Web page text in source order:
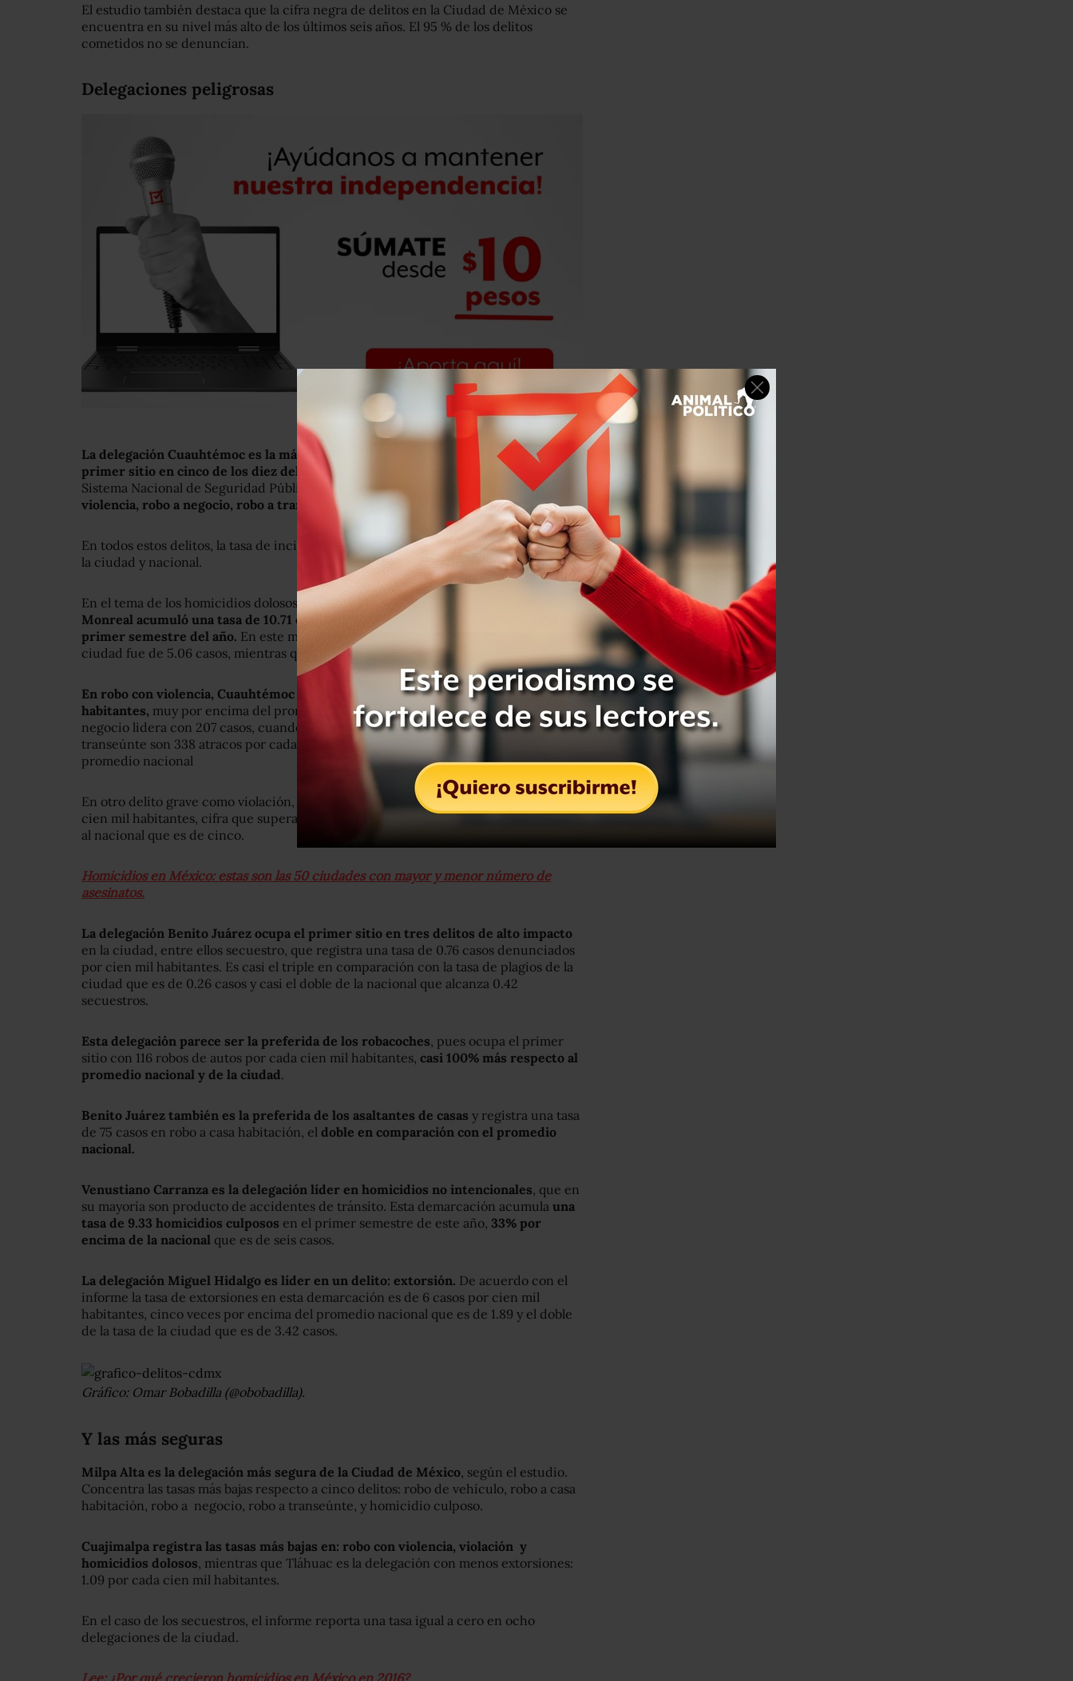
El estudio también destaca que la cifra negra de delitos en la Ciudad de México se
encuentra en su nivel más alto de los últimos seis años. El 95 % de los delitos
cometidos no se denuncian.
Delegaciones peligrosas
La delegación Cuauhtémoc es la más peligrosa de la ciudad en 2016 , puesocupa el
primer sitio en cinco de los diez delitosque reporta el Secretariado Ejecutivo del
Sistema Nacional de Seguridad Pública (SESNSP):homicidios dolosos, robo con
violencia, robo a negocio, robo a transeúnte y violación.
En todos estos delitos, la tasa de incidencia es aún más elevada que el promedio de
la ciudad y nacional.
En el tema de los homicidios dolosos, la demarcación que gobierna Ricardo
Monreal acumuló una tasa de 10.71 crímenes por cada cien mil habitantes en el
primer semestre del año. En este mismo periodo la tasa de homicidios en toda la
ciudad fue de 5.06 casos, mientras que la nacional fue de 7.7 casos
En robo con violencia, Cuauhtémoc registra casi 262 robos por cien mil
habitantes, muy por encima del promedio nacional que es de 75 casos; el robo a
negocio lidera con 207 casos, cuando el promedio en el país es de 26. En robo a
transeúnte son 338 atracos por cada cien mil habitantes, trece veces más que el
promedio nacional
En otro delito grave como violación, Cuauhtémoc tiene una tasa de 6.2 casos por
cien mil habitantes, cifra que supera al promedio de la ciudad, que son 3.09 casos y
al nacional que es de cinco.
Homicidios en México: estas son las 50 ciudades con mayor y menor número de
asesinatos.
La delegación Benito Juárez ocupa el primer sitio en tres delitos de alto impacto
en la ciudad, entre ellos secuestro, que registra una tasa de 0.76 casos denunciados
por cien mil habitantes. Es casi el triple en comparación con la tasa de plagios de la
ciudad que es de 0.26 casos y casi el doble de la nacional que alcanza 0.42
secuestros.
Esta delegación parece ser la preferida de los robacoches, pues ocupa el primer
sitio con 116 robos de autos por cada cien mil habitantes, casi 100% más respecto al
promedio nacional y de la ciudad.
Benito Juárez también es la preferida de los asaltantes de casas y registra una tasa
de 75 casos en robo a casa habitación, el doble en comparación con el promedio
nacional.
Venustiano Carranza es la delegación líder en homicidios no intencionales, que en
su mayoría son producto de accidentes de tránsito. Esta demarcación acumula una
tasa de 9.33 homicidios culposos en el primer semestre de este año, 33% por
encima de la nacional que es de seis casos.
La delegación Miguel Hidalgo es líder en un delito: extorsión. De acuerdo con el
informe la tasa de extorsiones en esta demarcación es de 6 casos por cien mil
habitantes, cinco veces por encima del promedio nacional que es de 1.89 y el doble
de la tasa de la ciudad que es de 3.42 casos.
Gráfico: Omar Bobadilla (@obobadilla).
Y las más seguras
Milpa Alta es la delegación más segura de la Ciudad de México, según el estudio.
Concentra las tasas más bajas respecto a cinco delitos: robo de vehículo, robo a casa
habitación, robo a negocio, robo a transeúnte, y homicidio culposo.
Cuajimalpa registra las tasas más bajas en: robo con violencia, violación y
homicidios dolosos, mientras que Tláhuac es la delegación con menos extorsiones:
1.09 por cada cien mil habitantes.
En el caso de los secuestros, el informe reporta una tasa igual a cero en ocho
delegaciones de la ciudad.